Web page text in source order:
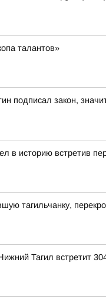
талантов»
подписал закон,
в историю встретив
тагильчанку,
Тагил встретит